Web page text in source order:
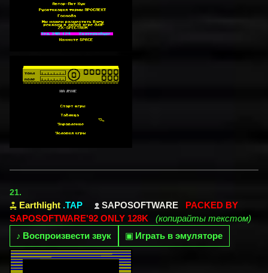
21.
Earthlight .TAP SAPOSOFTWARE
PACKED BY
SAPOSOFTWARE'92 ONLY 128K
(копирайты текстом)
♪ Воспроизвести звук ▣ Играть в эмуляторе